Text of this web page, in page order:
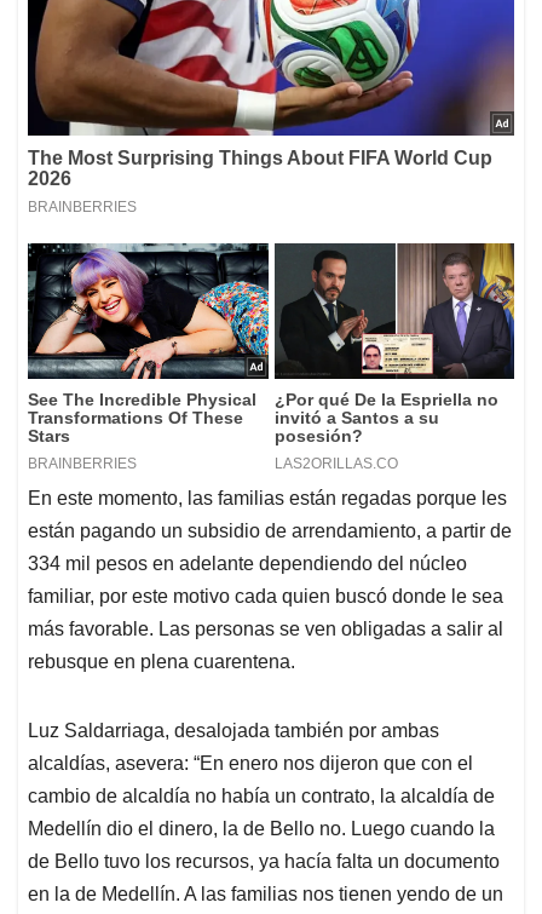
En este momento, las familias están regadas porque les
están pagando un subsidio de arrendamiento, a partir de
334 mil pesos en adelante dependiendo del núcleo
familiar, por este motivo cada quien buscó donde le sea
más favorable. Las personas se ven obligadas a salir al
rebusque en plena cuarentena.
Luz Saldarriaga, desalojada también por ambas
alcaldías, asevera: “En enero nos dijeron que con el
cambio de alcaldía no había un contrato, la alcaldía de
Medellín dio el dinero, la de Bello no. Luego cuando la
de Bello tuvo los recursos, ya hacía falta un documento
en la de Medellín. A las familias nos tienen yendo de un